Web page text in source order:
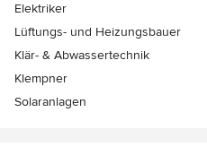
Elektriker
Lüftungs- und Heizungsbauer
Klär- & Abwassertechnik
Klempner
Solaranlagen